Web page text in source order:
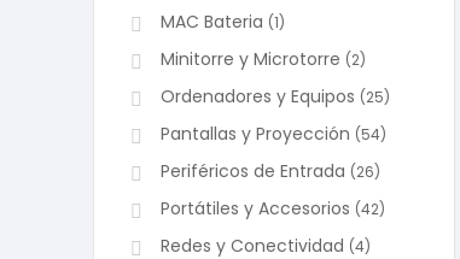
MAC Bateria (1)
Minitorre y Microtorre (2)
Ordenadores y Equipos (25)
Pantallas y Proyección (54)
Periféricos de Entrada (26)
Portátiles y Accesorios (42)
Redes y Conectividad (4)